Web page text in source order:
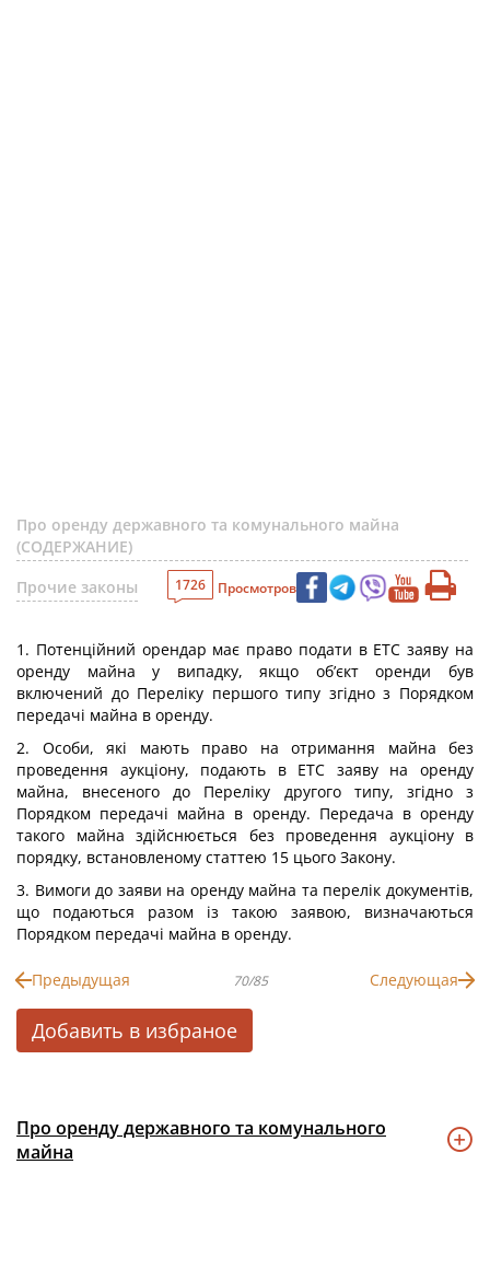
Про оренду державного та комунального майна
(СОДЕРЖАНИЕ)
Прочие законы
1726 Просмотров
1. Потенційний орендар має право подати в ЕТС заяву на
оренду майна у випадку, якщо об’єкт оренди був
включений до Переліку першого типу згідно з Порядком
передачі майна в оренду.
2. Особи, які мають право на отримання майна без
проведення аукціону, подають в ЕТС заяву на оренду
майна, внесеного до Переліку другого типу, згідно з
Порядком передачі майна в оренду. Передача в оренду
такого майна здійснюється без проведення аукціону в
порядку, встановленому статтею 15 цього Закону.
3. Вимоги до заяви на оренду майна та перелік документів,
що подаються разом із такою заявою, визначаються
Порядком передачі майна в оренду.
Предыдущая 70/85 Следующая
Добавить в избраное
Про оренду державного та комунального
майна